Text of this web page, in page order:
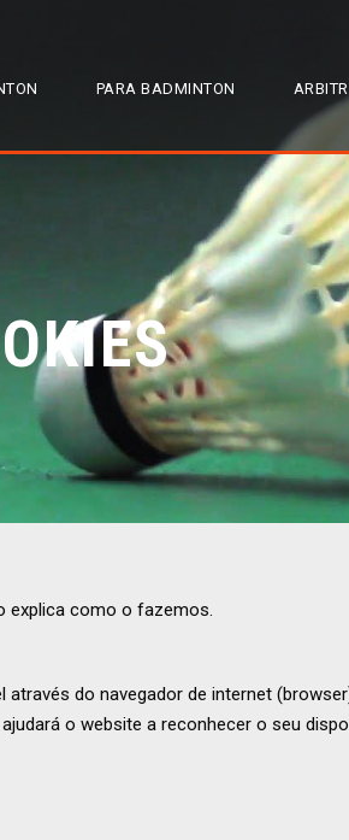
PARA BADMINTON
explica como o fazemos.
do navegador de internet
o website a reconhecer o seu